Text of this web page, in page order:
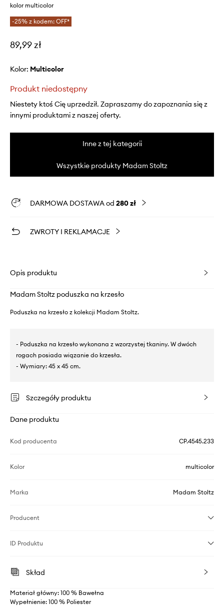
kolor multicolor
-25% z kodem: OFF*
89,99 zł
Kolor: multicolor
Produkt niedostępny
Niestety ktoś Cię uprzedził. Zapraszamy do zapoznania się z
innymi produktami z naszej oferty.
Inne z tej kategorii
Wszystkie produkty Madam Stoltz
DARMOWA DOSTAWA od 280 zł
ZWROTY I REKLAMACJE
Opis produktu
Madam Stoltz poduszka na krzesło
Poduszka na krzesło z kolekcji Madam Stoltz.
- Poduszka na krzesło wykonana z wzorzystej tkaniny. W dwóch
rogach posiada wiązanie do krzesła.
- Wymiary: 45 x 45 cm.
Szczegóły produktu
Dane produktu
Kod producenta CP.4545.233
Kolor multicolor
Marka Madam Stoltz
Producent
ID Produktu
Skład
Materiał główny: 100 % Bawełna
Wypełnienie: 100 % Poliester